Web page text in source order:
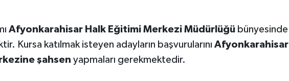
Afyonkarahisar Halk Eğitimi Merkezi Müdürlüğübünyesinde
Kursa katılmak isteyen adayların başvurularını Afyonkarahisar
şahsen yapmaları gerekmektedir.